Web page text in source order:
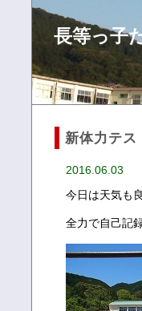
長等っ子
新体力テス
2016.06.03
今日は天気も
全力で自己記